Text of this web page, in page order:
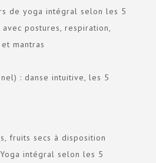
de yoga intégral selon les 5
postures, respiration,
mantras
: danse intuitive, les 5
fruits secs à disposition
intégral selon les 5